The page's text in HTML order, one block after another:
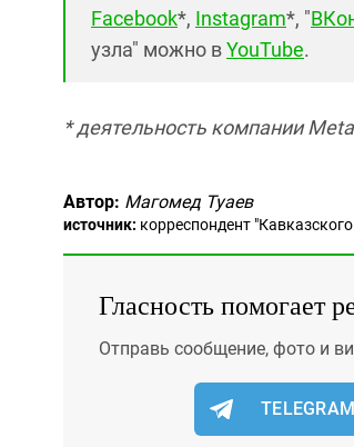
Facebook*, Instagram*, "
узла" можно вYouTube.
* деятельность компании
Автор: Магомед Туаев
источник: корреспондент
Гласность помогает
Отправь сообщение, фото и